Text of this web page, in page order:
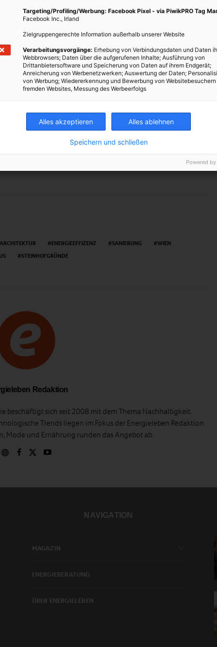
Fortschritte, unterschiedliche Baumaterialien und
Bauweisen. Mit folgenden Links gelangst du der
Themenbereich für Einsteiger bis zu Profis.
arktischen Breiten
Deutschlands
L.I.S.I. siegt: Interview zum Solar Decathlon 2013
ARCHITEKTUR ENERGIEEFFIZENZ SANIERUNG
WIEN
STEINHOFGRÜNDE
Redaktion
beschäftigt sich seit 2008 mit dem Thema Nachhaltigkeit.
Trends liegen im Fokus der Energieleben Redaktion.
Mode und Ernährung runden das Angebot ab.
NAVIGATION
MAGAZIN
ENERGIEBERATUNG
ÜBER ENERGIELEBEN
Targeting/Profiling/Werbung: Facebook Pixel - via PiwikPRO Tag
Facebook Inc., Irland
Zielgruppengerechte Information außerhalb unserer Website
Verarbeitungsvorgänge: Erhebung von Verbindungsdaten und Daten
Webbrowsers; Daten über die aufgerufenen Inhalte; Ausführung von
Drittanbietersoftware und Speicherung von Daten auf ihrem Endgerät;
Anreicherung von Werbenetzwerken; Auswertung der Daten;
von Werbung; Wiedererkennung und Bewerbung von
fremden Websites, Messung des Werbeerfolgs
Alles akzeptieren Alles ablehnen
Speichern und schließen
Powered by